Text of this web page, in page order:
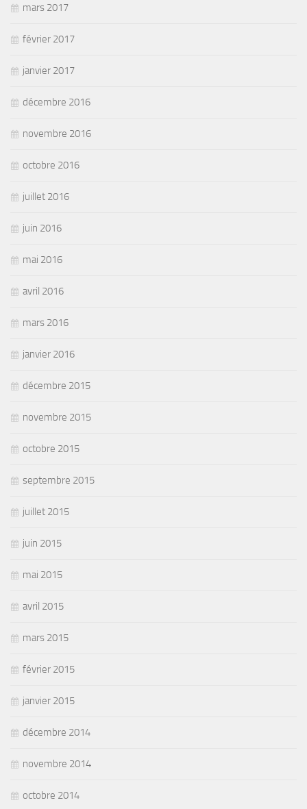
mars 2017
février 2017
janvier 2017
décembre 2016
novembre 2016
octobre 2016
juillet 2016
juin 2016
mai 2016
avril 2016
mars 2016
janvier 2016
décembre 2015
novembre 2015
octobre 2015
septembre 2015
juillet 2015
juin 2015
mai 2015
avril 2015
mars 2015
février 2015
janvier 2015
décembre 2014
novembre 2014
octobre 2014